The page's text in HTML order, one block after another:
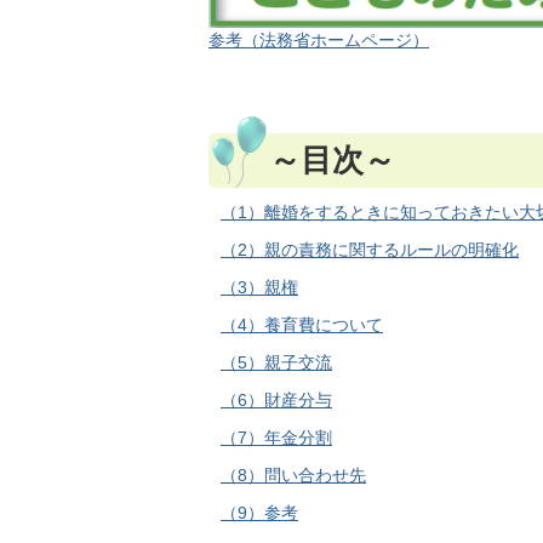
参考（法務省ホームページ）
～目次～
（1）離婚をするときに知っておきたい大
（2）親の責務に関するルールの明確化
（3）親権
（4）養育費について
（5）親子交流
（6）財産分与
（7）年金分割
（8）問い合わせ先
（9）参考